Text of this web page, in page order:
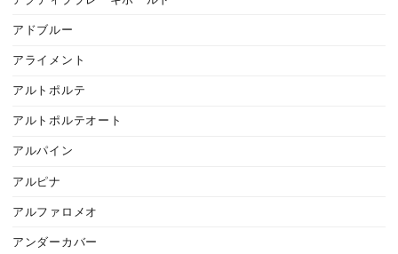
アドブルー
アライメント
アルトポルテ
アルトポルテオート
アルパイン
アルピナ
アルファロメオ
アンダーカバー